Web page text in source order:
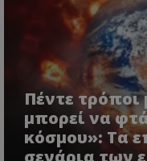
Πέντε τρόποι
μπορεί να
κόσμου»: Τα
σενάρια των